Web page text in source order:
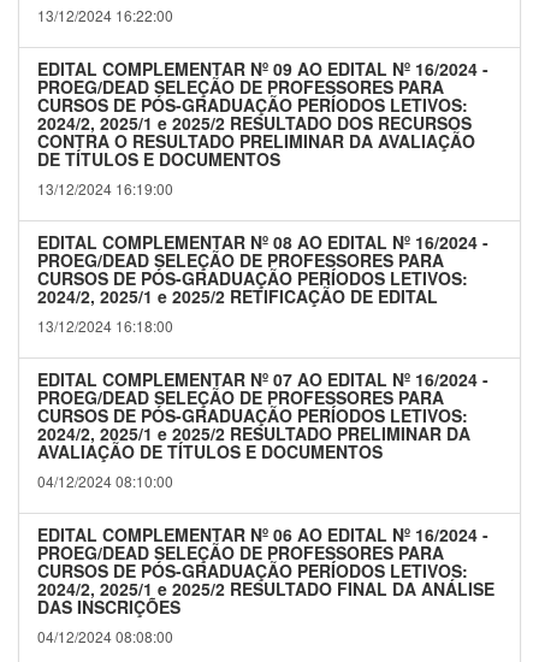
13/12/2024 16:22:00
EDITAL COMPLEMENTAR Nº 09 AO EDITAL Nº 16/2024 -
PROEG/DEAD SELEÇÃO DE PROFESSORES PARA
CURSOS DE PÓS-GRADUAÇÃO PERÍODOS LETIVOS:
2024/2, 2025/1 e 2025/2 RESULTADO DOS RECURSOS
CONTRA O RESULTADO PRELIMINAR DA AVALIAÇÃO
DE TÍTULOS E DOCUMENTOS
13/12/2024 16:19:00
EDITAL COMPLEMENTAR Nº 08 AO EDITAL Nº 16/2024 -
PROEG/DEAD SELEÇÃO DE PROFESSORES PARA
CURSOS DE PÓS-GRADUAÇÃO PERÍODOS LETIVOS:
2024/2, 2025/1 e 2025/2 RETIFICAÇÃO DE EDITAL
13/12/2024 16:18:00
EDITAL COMPLEMENTAR Nº 07 AO EDITAL Nº 16/2024 -
PROEG/DEAD SELEÇÃO DE PROFESSORES PARA
CURSOS DE PÓS-GRADUAÇÃO PERÍODOS LETIVOS:
2024/2, 2025/1 e 2025/2 RESULTADO PRELIMINAR DA
AVALIAÇÃO DE TÍTULOS E DOCUMENTOS
04/12/2024 08:10:00
EDITAL COMPLEMENTAR Nº 06 AO EDITAL Nº 16/2024 -
PROEG/DEAD SELEÇÃO DE PROFESSORES PARA
CURSOS DE PÓS-GRADUAÇÃO PERÍODOS LETIVOS:
2024/2, 2025/1 e 2025/2 RESULTADO FINAL DA ANÁLISE
DAS INSCRIÇÕES
04/12/2024 08:08:00